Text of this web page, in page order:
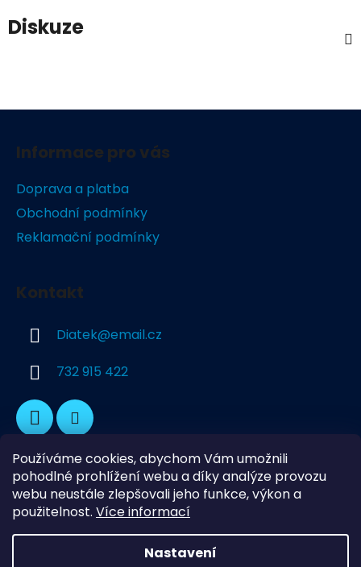
Používáme cookies, abychom Vám umožnili
pohodlné prohlížení webu a díky analýze provozu
webu neustále zlepšovali jeho funkce, výkon a
použitelnost. Více informací
Nastavení
Diskuze
Informace pro vás
Doprava a platba
Obchodní podmínky
Reklamační podmínky
Kontakt
Diatek@email.cz
732 915 422
Dekorativní Podlahy Průmyslové podlahy
Naše adresa